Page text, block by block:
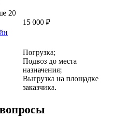
20
15 000 ₽
Погрузка;
Подвоз до места
назначения;
Выгрузка на площадке
заказчика.